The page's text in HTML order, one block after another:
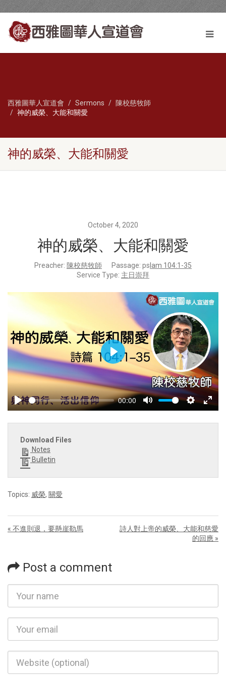
西雅圖華人宣道會 Sermons
陳校慈牧師
神的威榮、大能和關愛
神的威榮、大能和關愛
October 4, 2020
神的威榮、大能和關愛
Preacher: 陳校慈牧師 Passage: ps lam 104:1-35
Service Type: 主日崇拜
Play
00:00
Mute
Settings
Enter
Play
Download Files
Notes
Bulletin
Topics: 威榮, 關愛
« 不進則退，要懸崖勒馬
詩人對上帝的威榮、大能和慈愛
的回應 »
Post a comment